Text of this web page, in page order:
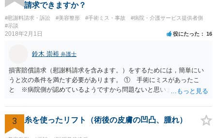
請求できますか？
#慰謝料請求・訴訟 #美容整形 #手術ミス・事故
#病院・介護サービス提供者側
#示談
2018年2月1日 役にたった 16
鈴木 崇裕 弁護士
損害賠償請求（慰謝料請求を含みます。）をするためには，簡単にい
うと次の条件を満たす必要があります。 ① 手術にミスがあったこ
と ※病院側が認めているようですから問題ないと思います。 ② 手
術のミスの「せいで」マスクが外せなくなったこと ④ 仕事を休まな
ければならなくなった「せいで」休業損害が発生したこと ⑤ マスク
を外せなくなった「せいで」経済的に評価できる精神的な損害が発生
3 糸を使ったリフト（術後の皮膚の凹凸、腫れ）